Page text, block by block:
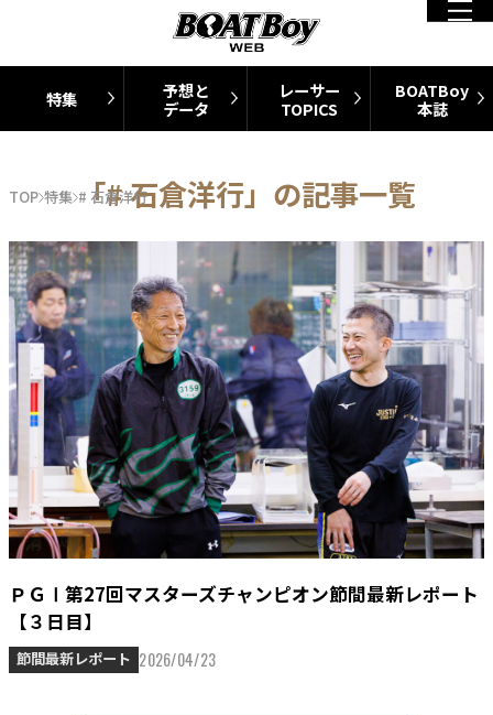
特集
予想と
データ
レーサー
TOPICS
BOATBoy
本誌
TOP 特集 # 石倉洋行
「# 石倉洋行」の記事一覧
ＰＧⅠ第27回マスターズチャンピオン節間最新レポート
【３日目】
節間最新レポート 2026/04/23